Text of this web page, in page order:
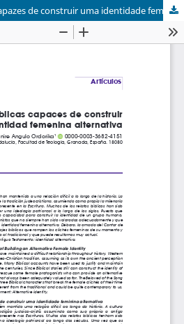
Três mulheres bíblicas capazes de construir uma identidade feminina alternativa